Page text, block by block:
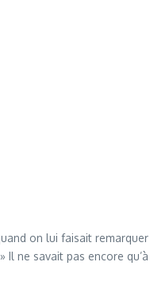
on lui faisait
» Il ne savait pas encore